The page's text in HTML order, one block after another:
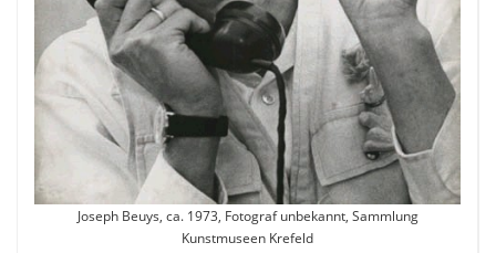
Joseph Beuys, ca. 1973, Fotograf unbekannt, Sammlung
Kunstmuseen Krefeld